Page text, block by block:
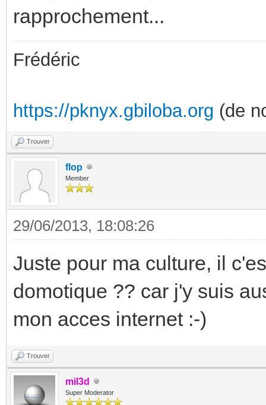
rapprochement...
Frédéric
https://pknyx.gbiloba.org (de
Trouver
flop
Member
29/06/2013, 18:08:26
Juste pour ma culture, il
domotique ?? car j'y suis
mon acces internet :-)
Trouver
mil3d
Super Moderator